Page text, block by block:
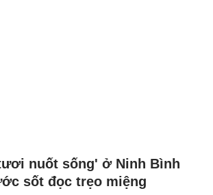
nuốt sống' ở Ninh Bình
sốt đọc trẹo miệng